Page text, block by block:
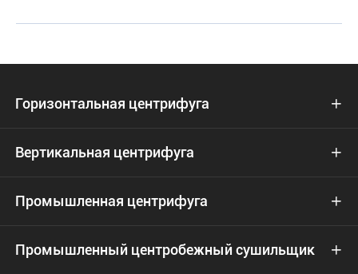
Горизонтальная центрифуга 
Вертикальная центрифуга 
Промышленная центрифуга 
Промышленный центробежный сушильщик 